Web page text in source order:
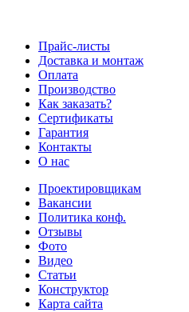
Прайс-листы
Доставка и монтаж
Оплата
Производство
Как заказать?
Сертификаты
Гарантия
Контакты
О нас
Проектировщикам
Вакансии
Политика конф.
Отзывы
Фото
Видео
Статьи
Конструктор
Карта сайта